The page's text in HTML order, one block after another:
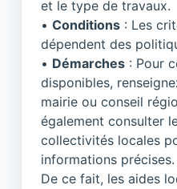
et le type de travaux.
•Conditions : Les
dépendent des
• Démarches : Pour
disponibles,
mairie ou conseil
également consulter
collectivités locales
informations précises.
De ce fait, les aides